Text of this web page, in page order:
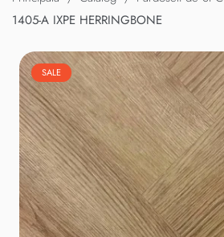
1405-A IXPE HERRINGBONE
SALE